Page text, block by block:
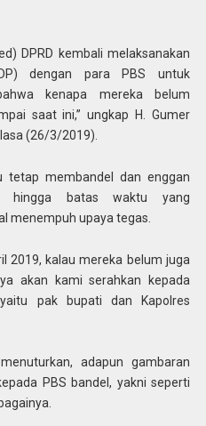
DPRD kembali melaksanakan
dengan para PBS untuk
kenapa mereka belum
saat ini,” ungkap H. Gumer
(26/3/2019).
tetap membandel dan enggan
hingga batas waktu yang
menempuh upaya tegas.
2019, kalau mereka belum juga
akan kami serahkan kepada
pak bupati dan Kapolres
adapun gambaran
PBS bandel, yakni seperti